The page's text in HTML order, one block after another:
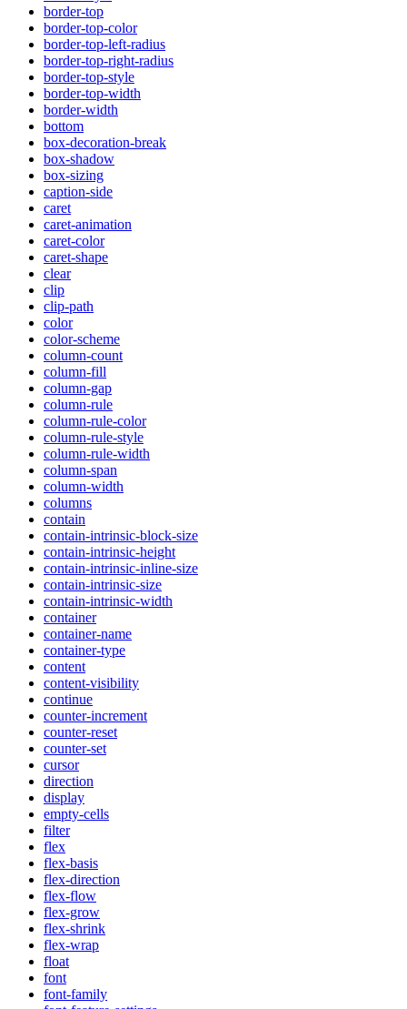
border-top
border-top-color
border-top-left-radius
border-top-right-radius
border-top-style
border-top-width
border-width
bottom
box-decoration-break
box-shadow
box-sizing
caption-side
caret
caret-animation
caret-color
caret-shape
clear
clip
clip-path
color
color-scheme
column-count
column-fill
column-gap
column-rule
column-rule-color
column-rule-style
column-rule-width
column-span
column-width
columns
contain
contain-intrinsic-block-size
contain-intrinsic-height
contain-intrinsic-inline-size
contain-intrinsic-size
contain-intrinsic-width
container
container-name
container-type
content
content-visibility
continue
counter-increment
counter-reset
counter-set
cursor
direction
display
empty-cells
filter
flex
flex-basis
flex-direction
flex-flow
flex-grow
flex-shrink
flex-wrap
float
font
font-family